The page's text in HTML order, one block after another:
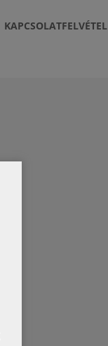
KAPCSOLATFELVÉTEL